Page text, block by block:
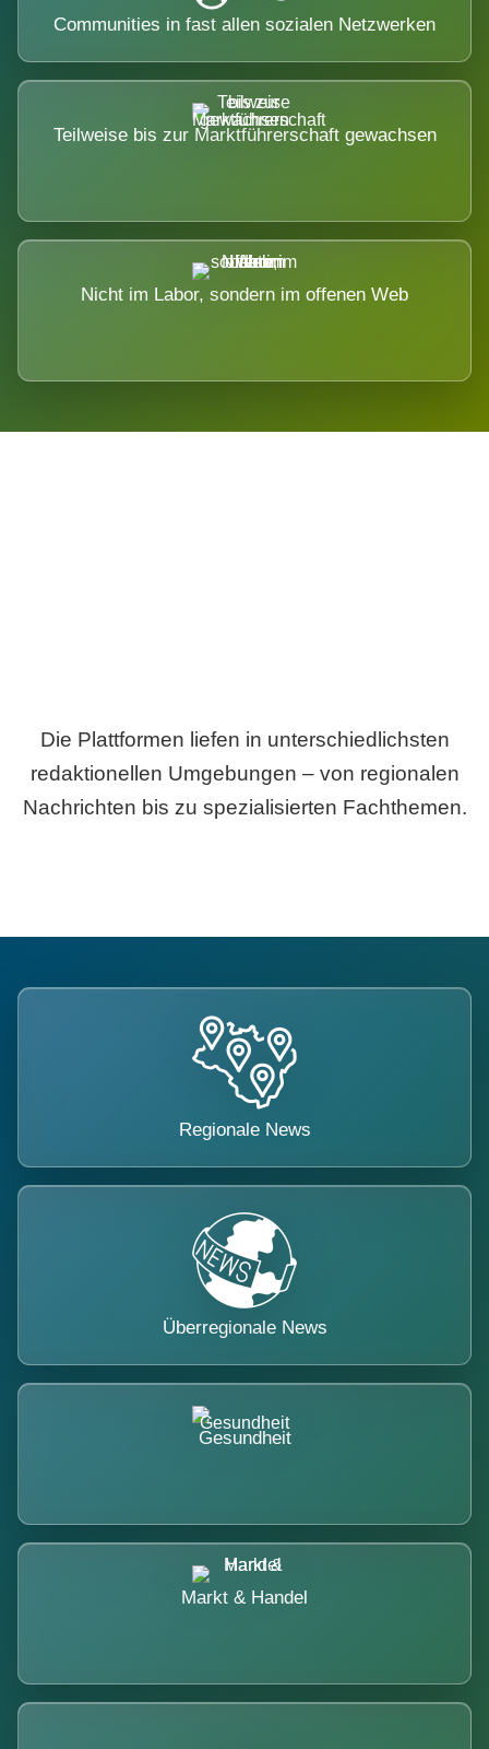
Communities in fast allen sozialen Netzwerken
Teilweise bis zur Marktführerschaft gewachsen
Nicht im Labor, sondern im offenen Web
Die Plattformen liefen in unterschiedlichsten
redaktionellen Umgebungen – von regionalen
Nachrichten bis zu spezialisierten Fachthemen.
Regionale News
Überregionale News
Gesundheit
Markt & Handel